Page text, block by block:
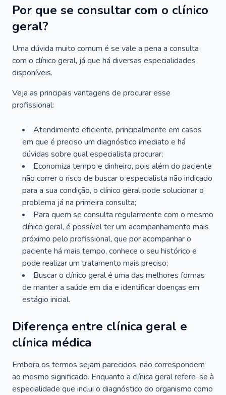
Por que se consultar com o clínico
geral?
Uma dúvida muito comum é se vale a pena a consulta
com o clínico geral, já que há diversas especialidades
disponíveis.
Veja as principais vantagens de procurar esse
profissional:
Atendimento eficiente, principalmente em casos
em que é preciso um diagnóstico imediato e há
dúvidas sobre qual especialista procurar;
Economiza tempo e dinheiro, pois além do paciente
não correr o risco de buscar o especialista não indicado
para a sua condição, o clínico geral pode solucionar o
problema já na primeira consulta;
Para quem se consulta regularmente com o mesmo
clínico geral, é possível ter um acompanhamento mais
próximo pelo profissional, que por acompanhar o
paciente há mais tempo, conhece o seu histórico e
pode realizar um tratamento mais preciso;
Buscar o clínico geral é uma das melhores formas
de manter a saúde em dia e identificar doenças em
estágio inicial.
Diferença entre clínica geral e
clínica médica
Embora os termos sejam parecidos, não correspondem
ao mesmo significado. Enquanto a clínica geral refere-se à
especialidade que inclui o diagnóstico do organismo como